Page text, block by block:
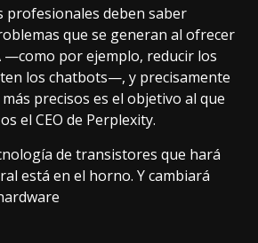
profesionales deben saber
que se generan al ofrecer
—como por ejemplo, reducir los
los chatbots—, y precisamente
precisos es el objetivo al que
el CEO de Perplexity.
de transistores que hará
está en el horno. Y cambiará